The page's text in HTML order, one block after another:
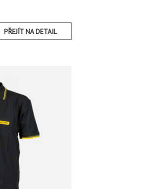
PŘEJÍT NA DETAIL